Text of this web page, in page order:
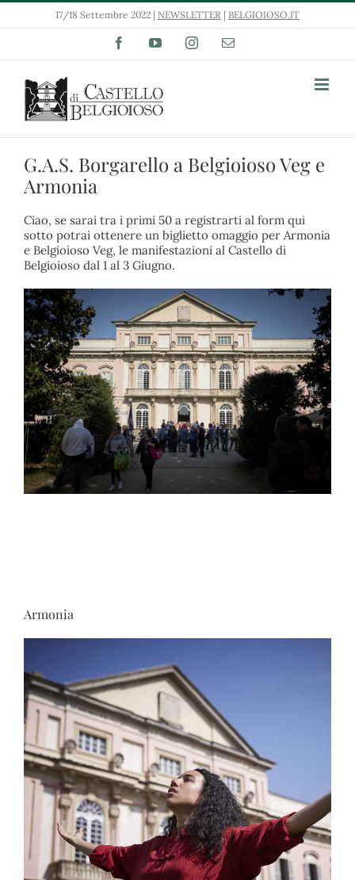
Salta
17/18 Settembre 2022 | NEWSLETTER | BELGIOIOSO.IT
FacebookYouTubeInstagramEmail
G.A.S. Borgarello a Belgioioso Veg e
Armonia
Ciao, se sarai tra i primi 50 a registrarti al form qui
sotto potrai ottenere un biglietto omaggio per Armonia
e Belgioioso Veg, le manifestazioni al Castello di
Belgioioso dal 1 al 3 Giugno.
Armonia